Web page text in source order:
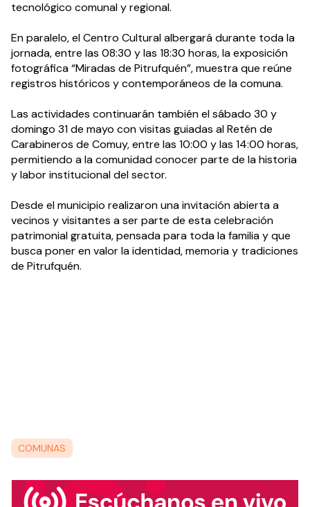
tecnológico comunal y regional.
En paralelo, el Centro Cultural albergará durante toda la
jornada, entre las 08:30 y las 18:30 horas, la exposición
fotográfica “Miradas de Pitrufquén”, muestra que reúne
registros históricos y contemporáneos de la comuna.
Las actividades continuarán también el sábado 30 y
domingo 31 de mayo con visitas guiadas al Retén de
Carabineros de Comuy, entre las 10:00 y las 14:00 horas,
permitiendo a la comunidad conocer parte de la historia
y labor institucional del sector.
Desde el municipio realizaron una invitación abierta a
vecinos y visitantes a ser parte de esta celebración
patrimonial gratuita, pensada para toda la familia y que
busca poner en valor la identidad, memoria y tradiciones
de Pitrufquén.
COMUNAS